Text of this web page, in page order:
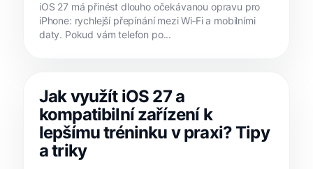
iOS 27 má přinést dlouho očekávanou opravu pro
iPhone: rychlejší přepínání mezi Wi‑Fi a mobilními
daty. Pokud vám telefon po...
Jak využít iOS 27 a
kompatibilní zařízení k
lepšímu tréninku v praxi? Tipy
a triky